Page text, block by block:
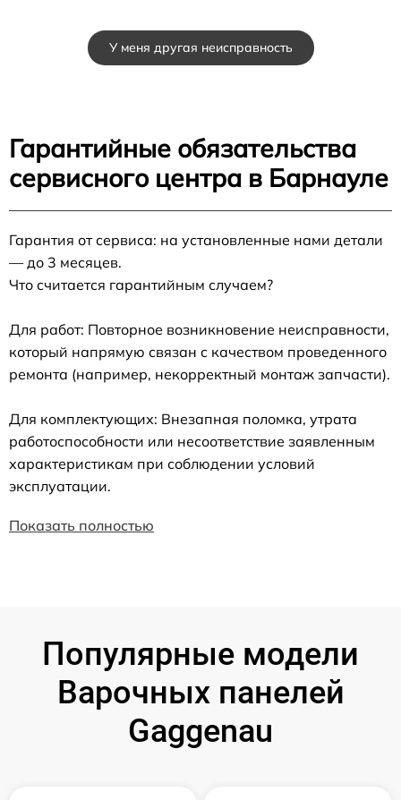
У меня другая неисправность
Гарантийные обязательства
сервисного центра в Барнауле
Гарантия от сервиса: на установленные нами детали
— до 3 месяцев.
Что считается гарантийным случаем?
Для работ: Повторное возникновение неисправности,
который напрямую связан с качеством проведенного
ремонта (например, некорректный монтаж запчасти).
Для комплектующих: Внезапная поломка, утрата
работоспособности или несоответствие заявленным
характеристикам при соблюдении условий
эксплуатации.
Показать полностью
Популярные модели
Варочных панелей
Gaggenau